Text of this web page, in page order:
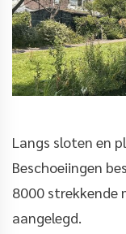
Langs sloten en
Beschoeiingen
8000 strekkende
aangelegd.